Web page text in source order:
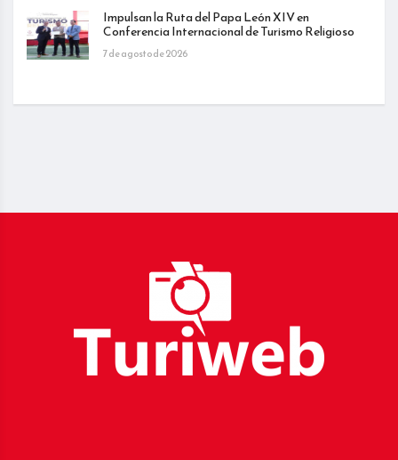
Impulsan la Ruta del Papa León XIV en
Conferencia Internacional de Turismo Religioso
7 de agosto de 2026